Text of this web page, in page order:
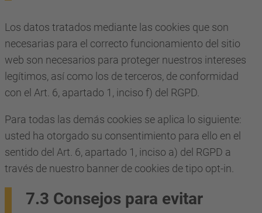
Los datos tratados mediante las cookies que son
necesarias para el correcto funcionamiento del sitio
web son necesarios para proteger nuestros intereses
legítimos, así como los de terceros, de conformidad
con el Art. 6, apartado 1, inciso f) del RGPD.
Para todas las demás cookies se aplica lo siguiente:
usted ha otorgado su consentimiento para ello en el
sentido del Art. 6, apartado 1, inciso a) del RGPD a
través de nuestro banner de cookies de tipo opt-in.
7.3 Consejos para evitar